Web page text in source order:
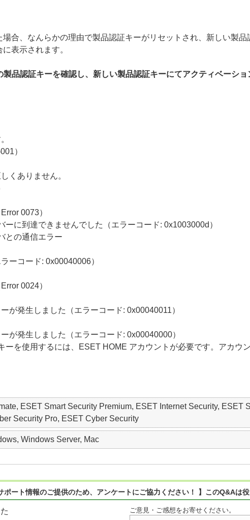
合、なんらかの理由で製品認証キーがリセットされ、新しい製
表示されます。
品認証キーを確認し、新しい製品認証キーにてアクティベーシ
）
くありません。
0073）
ーに到達できませんでした（エラーコード: 0x1003000d）
との通信エラー
ーコード: 0x00040006）
0024）
が発生しました（エラーコード: 0x00040011）
が発生しました（エラーコード: 0x00040000）
ーを使用するには、ESET HOME アカウントが必要です。アカウ
ESET Smart Security Premium, ESET Internet Security,
Security Pro, ESET Cyber Security
Windows Server, Mac
ポート情報のご提供のため、アンケートにご協力ください！ 】このQ&Aは
ご意見・ご感想をお寄せください。